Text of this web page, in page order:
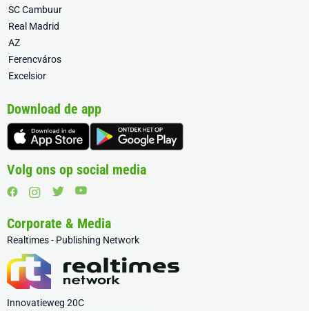
SC Cambuur
Real Madrid
AZ
Ferencváros
Excelsior
Download de app
Volg ons op social media
Corporate & Media
Realtimes - Publishing Network
Innovatieweg 20C